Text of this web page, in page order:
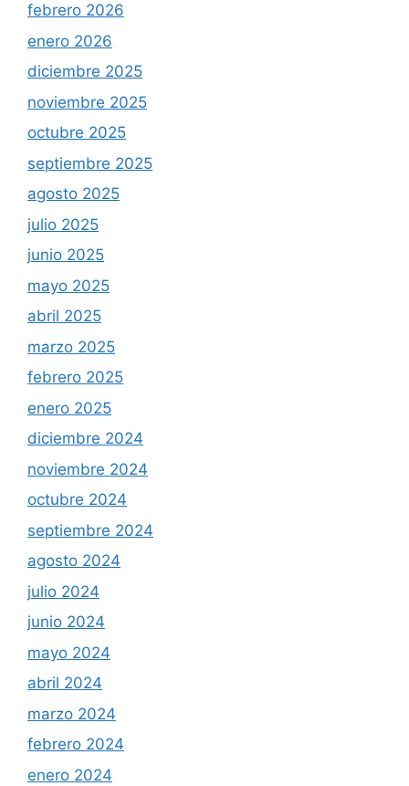
febrero 2026
enero 2026
diciembre 2025
noviembre 2025
octubre 2025
septiembre 2025
agosto 2025
julio 2025
junio 2025
mayo 2025
abril 2025
marzo 2025
febrero 2025
enero 2025
diciembre 2024
noviembre 2024
octubre 2024
septiembre 2024
agosto 2024
julio 2024
junio 2024
mayo 2024
abril 2024
marzo 2024
febrero 2024
enero 2024